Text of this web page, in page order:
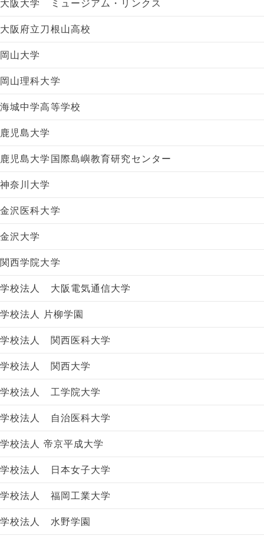
大阪大学 ミュージアム・リンクス
大阪府立刀根山高校
岡山大学
岡山理科大学
海城中学高等学校
鹿児島大学
鹿児島大学国際島嶼教育研究センター
神奈川大学
金沢医科大学
金沢大学
関西学院大学
学校法人 大阪電気通信大学
学校法人 片柳学園
学校法人 関西医科大学
学校法人 関西大学
学校法人 工学院大学
学校法人 自治医科大学
学校法人 帝京平成大学
学校法人 日本女子大学
学校法人 福岡工業大学
学校法人 水野学園